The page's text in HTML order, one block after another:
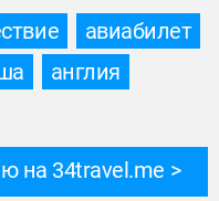
авиабилет
англия
на 34travel.me